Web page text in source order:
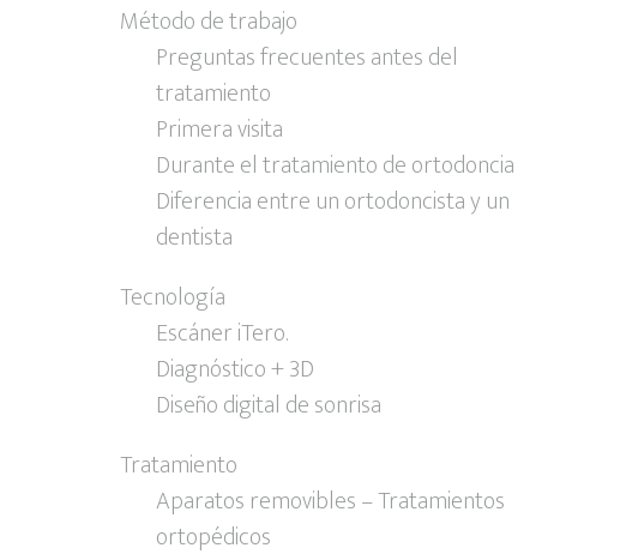
Método de trabajo
Preguntas frecuentes antes del
tratamiento
Primera visita
Durante el tratamiento de ortodoncia
Diferencia entre un ortodoncista y un
dentista
Tecnología
Escáner iTero.
Diagnóstico + 3D
Diseño digital de sonrisa
Tratamiento
Aparatos removibles – Tratamientos
ortopédicos